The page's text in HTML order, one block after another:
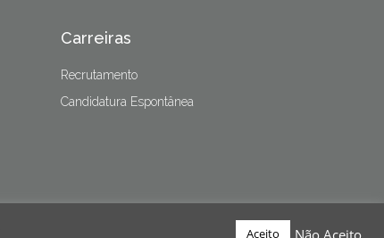
Carreiras
Recrutamento
Candidatura Espontânea
Aceito Não Aceito